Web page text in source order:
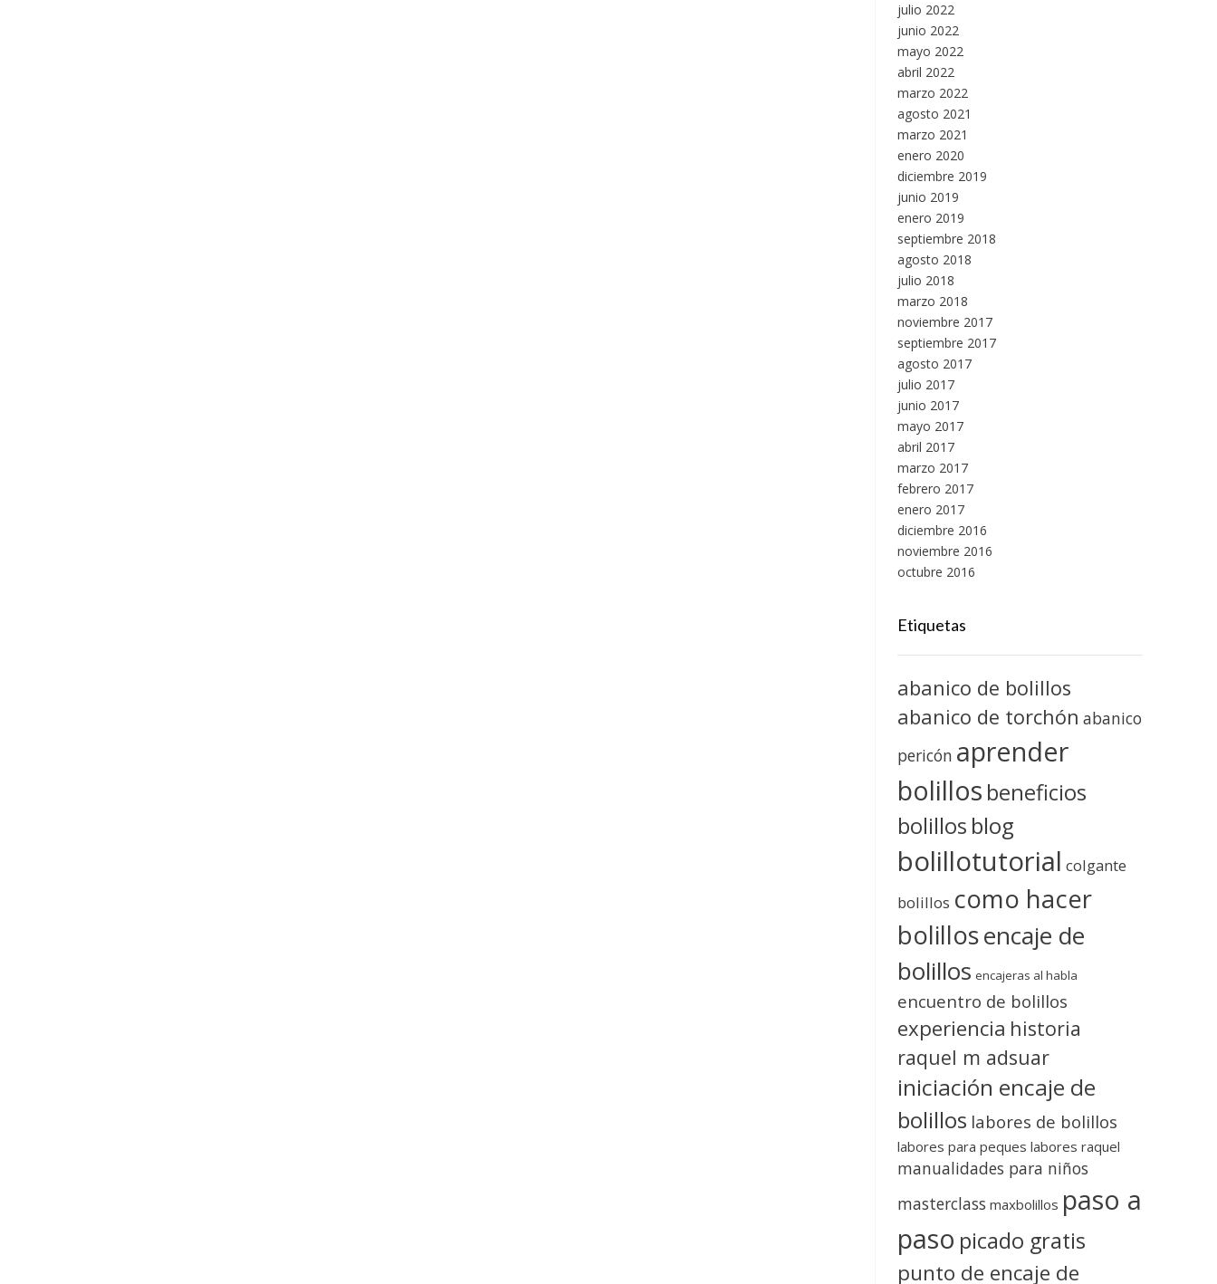
julio 2022
junio 2022
mayo 2022
abril 2022
marzo 2022
agosto 2021
marzo 2021
enero 2020
diciembre 2019
junio 2019
enero 2019
septiembre 2018
agosto 2018
julio 2018
marzo 2018
noviembre 2017
septiembre 2017
agosto 2017
julio 2017
junio 2017
mayo 2017
abril 2017
marzo 2017
febrero 2017
enero 2017
diciembre 2016
noviembre 2016
octubre 2016
Etiquetas
abanico de bolillos
abanico de torchón abanico
pericón aprender
bolillos beneficios
bolillos blog
bolillotutorial colgante
bolillos como hacer
bolillosencaje de
bolillos encajeras al habla
encuentro de bolillos
experiencia historia
raquel m adsuar
iniciación encaje de
bolillos labores de bolillos
labores para peques labores raquel
manualidades para niños
masterclass maxbolillos paso a
paso picado gratis
punto de encaje de